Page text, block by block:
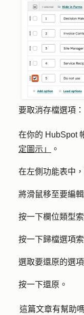
要取消存檔選項：
在你的 HubSpot
定圖示」
。
在左側功能表中
將滑鼠移至要編
按一下欄位類型
按一下歸檔選項
選取要還原的選
按一下還原 。
這篇文章有幫助